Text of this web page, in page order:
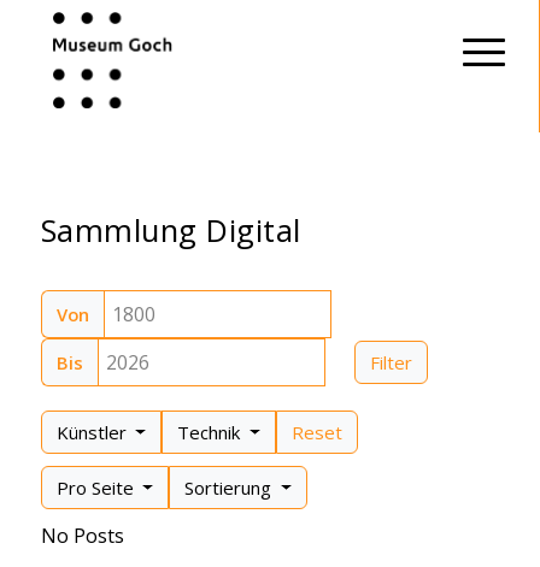
Sammlung Digital
Von
Bis
Filter
Künstler Technik Reset
Pro Seite Sortierung
No Posts